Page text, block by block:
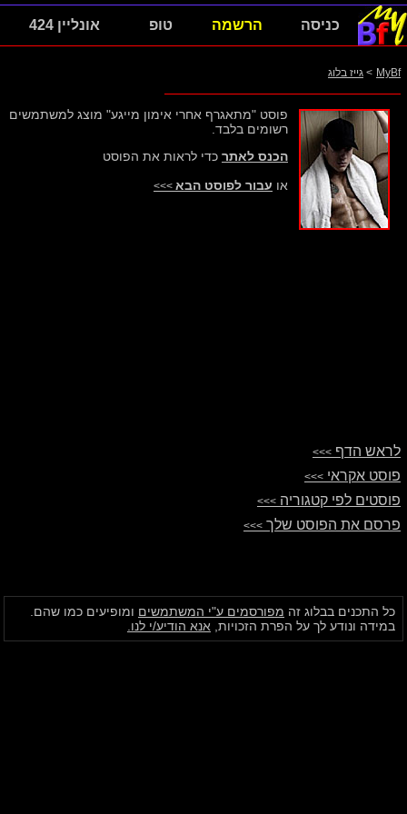
כניסה הרשמה טופ אונליין 424
MyBf
> גייז בלוג
פוסט "מתאגרף אחרי אימון מייגע" מוצג למשתמשים
רשומים בלבד.
הכנס לאתר כדי לראות את הפוסט
או עבור לפוסט הבא >>>
לראש הדף >>>
פוסט אקראי >>>
פוסטים לפי קטגוריה >>>
פרסם את הפוסט שלך >>>
כל התכנים בבלוג זה מפורסמים ע"י המשתמשים ומופיעים כמו שהם.
במידה ונודע לך על הפרת הזכויות, אנא הודיע/י לנו.